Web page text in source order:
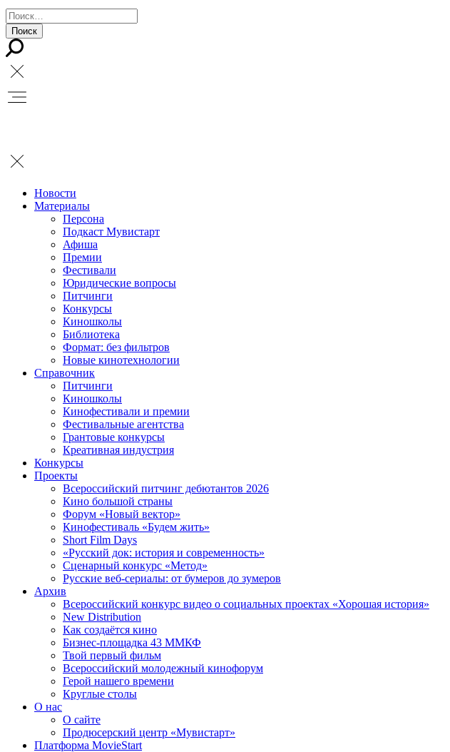
Новости
Материалы
Персона
Подкаст Мувистарт
Афиша
Премии
Фестивали
Юридические вопросы
Питчинги
Конкурсы
Киношколы
Библиотека
Формат: без фильтров
Новые кинотехнологии
Справочник
Питчинги
Киношколы
Кинофестивали и премии
Фестивальные агентства
Грантовые конкурсы
Креативная индустрия
Конкурсы
Проекты
Всероссийский питчинг дебютантов 2026
Кино большой страны
Форум «Новый вектор»
Кинофестиваль «Будем жить»
Short Film Days
«Русский док: история и современность»
Сценарный конкурс «Метод»
Русские веб-сериалы: от бумеров до зумеров
Архив
Всероссийский конкурс видео о социальных проектах «Хорошая история»
New Distribution
Как создаётся кино
Бизнес-площадка 43 ММКФ
Твой первый фильм
Всероссийский молодежный кинофорум
Герой нашего времени
Круглые столы
О нас
О сайте
Продюсерский центр «Мувистарт»
Платформа MovieStart